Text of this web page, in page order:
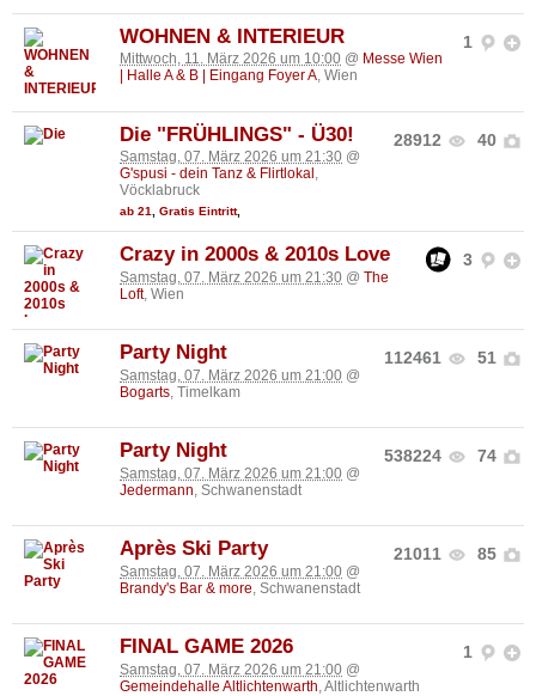
1
WOHNEN & INTERIEUR
Mittwoch, 11. März 2026 um 10:00 @ Messe Wien
| Halle A & B | Eingang Foyer A, Wien
28912 40
Die "FRÜHLINGS" - Ü30!
Samstag, 07. März 2026 um 21:30 @
G'spusi - dein Tanz & Flirtlokal ,
Vöcklabruck
ab 21, Gratis Eintritt,
3
Crazy in 2000s & 2010s Love
Samstag, 07. März 2026 um 21:30 @ The
Loft, Wien
112461 51
Party Night
Samstag, 07. März 2026 um 21:00 @
Bogarts , Timelkam
538224 74
Party Night
Samstag, 07. März 2026 um 21:00 @
Jedermann , Schwanenstadt
21011 85
Après Ski Party
Samstag, 07. März 2026 um 21:00 @
Brandy's Bar & more , Schwanenstadt
1
FINAL GAME 2026
Samstag, 07. März 2026 um 21:00 @
Gemeindehalle Altlichtenwarth , Altlichtenwarth